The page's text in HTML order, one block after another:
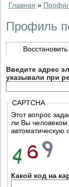
Главная »
Профиль
Введите адрес
указывали при
CAPTCHA
Этот вопрос
ли Вы человеком или представляете из себя
автоматическую
Какой код на